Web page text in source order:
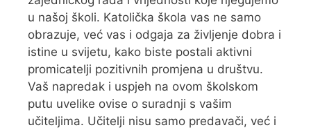
u našoj školi. Katolička škola vas ne samo
obrazuje, već vas i odgaja za življenje dobra i
istine u svijetu, kako biste postali aktivni
promicatelji pozitivnih promjena u društvu.
Vaš napredak i uspjeh na ovom školskom
putu uvelike ovise o suradnji s vašim
učiteljima. Učitelji nisu samo predavači, već i